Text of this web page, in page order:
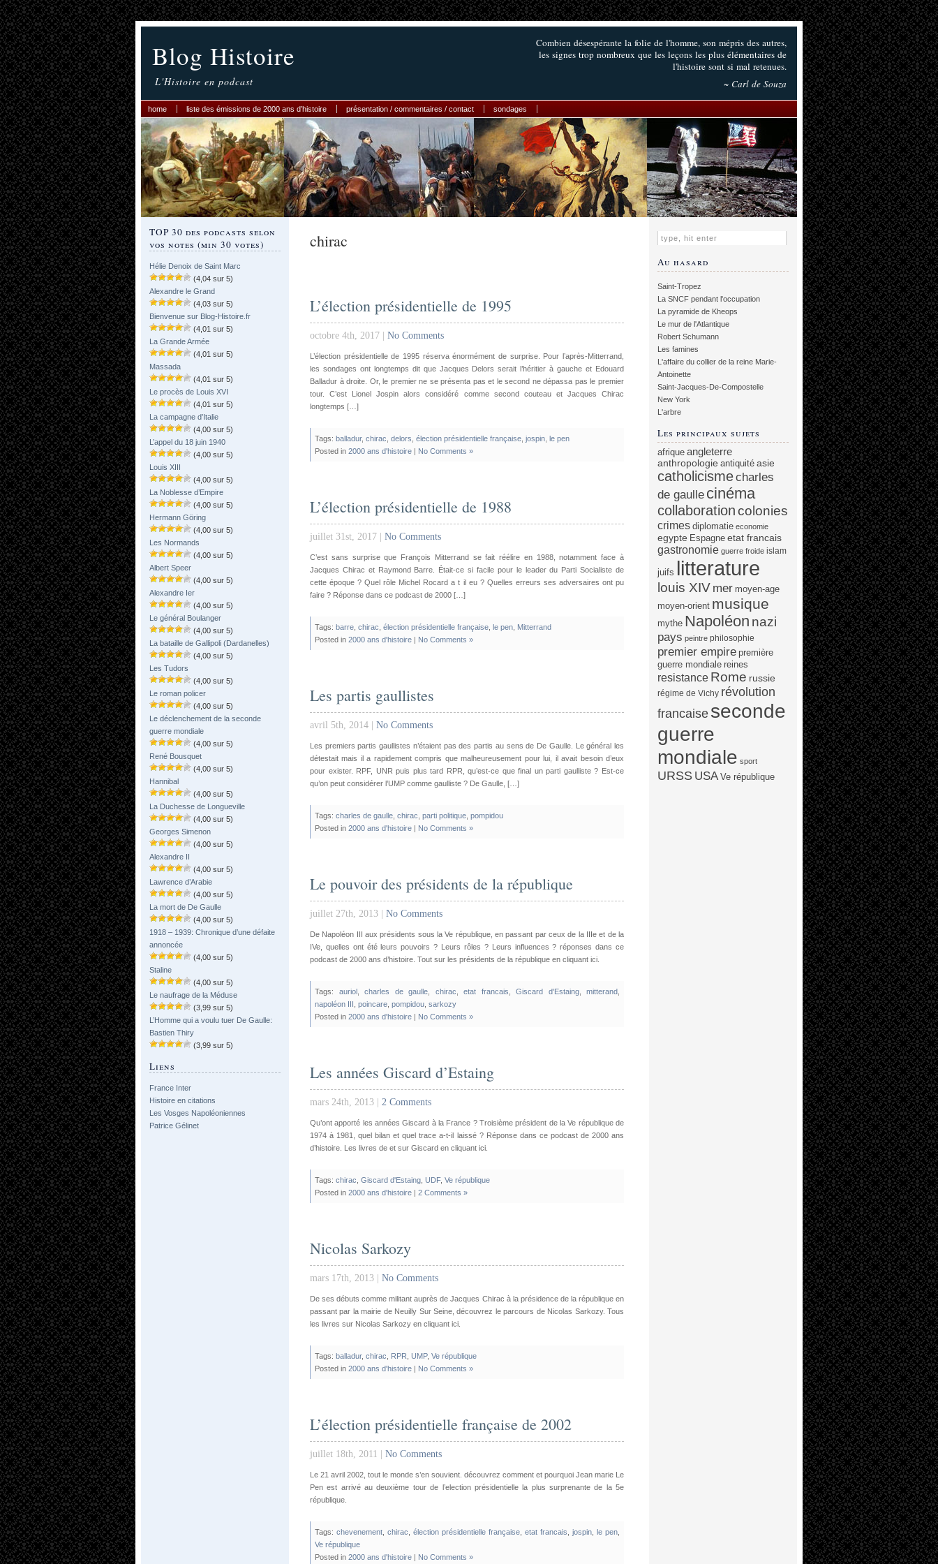
Blog Histoire
L'Histoire en podcast
Combien désespérante la folie de l'homme, son mépris des autres,
les signes trop nombreux que les leçons les plus élémentaires de
l'histoire sont si mal retenues.
~ Carl de Souza
home liste des émissions de 2000 ans d’histoire présentation / commentaires / contact sondages
TOP 30 des podcasts selon
vos notes (min 30 votes)
Hélie Denoix de Saint Marc
(4,04 sur 5)
Alexandre le Grand
(4,03 sur 5)
Bienvenue sur Blog-Histoire.fr
(4,01 sur 5)
La Grande Armée
(4,01 sur 5)
Massada
(4,01 sur 5)
Le procès de Louis XVI
(4,01 sur 5)
La campagne d’Italie
(4,00 sur 5)
L’appel du 18 juin 1940
(4,00 sur 5)
Louis XIII
(4,00 sur 5)
La Noblesse d’Empire
(4,00 sur 5)
Hermann Göring
(4,00 sur 5)
Les Normands
(4,00 sur 5)
Albert Speer
(4,00 sur 5)
Alexandre Ier
(4,00 sur 5)
Le général Boulanger
(4,00 sur 5)
La bataille de Gallipoli (Dardanelles)
(4,00 sur 5)
Les Tudors
(4,00 sur 5)
Le roman policer
(4,00 sur 5)
Le déclenchement de la seconde
guerre mondiale
(4,00 sur 5)
René Bousquet
(4,00 sur 5)
Hannibal
(4,00 sur 5)
La Duchesse de Longueville
(4,00 sur 5)
Georges Simenon
(4,00 sur 5)
Alexandre II
(4,00 sur 5)
Lawrence d’Arabie
(4,00 sur 5)
La mort de De Gaulle
(4,00 sur 5)
1918 – 1939: Chronique d’une défaite
annoncée
(4,00 sur 5)
Staline
(4,00 sur 5)
Le naufrage de la Méduse
(3,99 sur 5)
L’Homme qui a voulu tuer De Gaulle:
Bastien Thiry
(3,99 sur 5)
Liens
France Inter
Histoire en citations
Les Vosges Napoléoniennes
Patrice Gélinet
chirac
L’élection présidentielle de 1995
octobre 4th, 2017 | No Comments
L’élection présidentielle de 1995 réserva énormément de surprise. Pour l’après-Mitterrand,
les sondages ont longtemps dit que Jacques Delors serait l’héritier à gauche et Edouard
Balladur à droite. Or, le premier ne se présenta pas et le second ne dépassa pas le premier
tour. C’est Lionel Jospin alors considéré comme second couteau et Jacques Chirac
longtemps […]
Tags: balladur, chirac delors élection présidentielle française jospin le pen
Posted in 2000 ans d'histoire | No Comments »
L’élection présidentielle de 1988
juillet 31st, 2017 | No Comments
C’est sans surprise que François Mitterrand se fait réélire en 1988, notamment face à
Jacques Chirac et Raymond Barre. Était-ce si facile pour le leader du Parti Socialiste de
cette époque ? Quel rôle Michel Rocard a t il eu ? Quelles erreurs ses adversaires ont pu
faire ? Réponse dans ce podcast de 2000 […]
Tags: barre chirac élection présidentielle française le pen Mitterrand
Posted in 2000 ans d'histoire | No Comments »
Les partis gaullistes
avril 5th, 2014 | No Comments
Les premiers partis gaullistes n’étaient pas des partis au sens de De Gaulle. Le général les
détestait mais il a rapidement compris que malheureusement pour lui, il avait besoin d’eux
pour exister. RPF, UNR puis plus tard RPR, qu’est-ce que final un parti gaulliste ? Est-ce
qu’on peut considérer l’UMP comme gaulliste ? De Gaulle, […]
Tags: charles de gaulle chirac parti politique pompidou
Posted in 2000 ans d'histoire | No Comments »
Le pouvoir des présidents de la république
juillet 27th, 2013 | No Comments
De Napoléon III aux présidents sous la Ve république, en passant par ceux de la IIIe et de la
IVe, quelles ont été leurs pouvoirs ? Leurs rôles ? Leurs influences ? réponses dans ce
podcast de 2000 ans d’histoire. Tout sur les présidents de la république en cliquant ici.
Tags: auriol, charles de gaulle chirac etat francais Giscard d'Estaing, mitterand
napoléon III poincare pompidou sarkozy
Posted in 2000 ans d'histoire | No Comments »
Les années Giscard d’Estaing
mars 24th, 2013 | 2 Comments
Qu’ont apporté les années Giscard à la France ? Troisième président de la Ve république de
1974 à 1981, quel bilan et quel trace a-t-il laissé ? Réponse dans ce podcast de 2000 ans
d’histoire. Les livres de et sur Giscard en cliquant ici.
Tags: chirac Giscard d'Estaing UDF, Ve république
Posted in 2000 ans d'histoire | 2 Comments »
Nicolas Sarkozy
mars 17th, 2013 | No Comments
De ses débuts comme militant auprès de Jacques Chirac à la présidence de la république en
passant par la mairie de Neuilly Sur Seine, découvrez le parcours de Nicolas Sarkozy. Tous
les livres sur Nicolas Sarkozy en cliquant ici.
Tags: balladur, chirac RPR UMP, Ve république
Posted in 2000 ans d'histoire | No Comments »
L’élection présidentielle française de 2002
juillet 18th, 2011 | No Comments
Le 21 avril 2002, tout le monde s’en souvient. découvrez comment et pourquoi Jean marie Le
Pen est arrivé au deuxième tour de l’election présidentielle la plus surprenante de la 5e
république.
Tags: chevenement chirac élection présidentielle française etat francais jospin le pen
Ve république
Posted in 2000 ans d'histoire | No Comments »
Au hasard
Saint-Tropez
La SNCF pendant l'occupation
La pyramide de Kheops
Le mur de l'Atlantique
Robert Schumann
Les famines
L'affaire du collier de la reine Marie-
Antoinette
Saint-Jacques-De-Compostelle
New York
L'arbre
Les principaux sujets
afrique angleterre
anthropologie antiquité asie
catholicismecharles
de gaulle cinéma
collaborationcolonies
crimes diplomatie economie
egypte Espagne etat francais
gastronomie guerre froide islam
juifs litterature
louis XIV mer moyen-age
moyen-orient musique
mythe Napoléon nazi
pays peintre philosophie
premier empire première
guerre mondiale reines
resistance Rome russie
régime de Vichy révolution
francaise seconde
guerre
mondiale sport
URSS USA Ve république